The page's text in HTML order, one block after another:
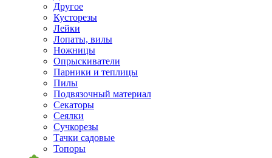
Другое
Кусторезы
Лейки
Лопаты, вилы
Ножницы
Опрыскиватели
Парники и теплицы
Пилы
Подвязочный материал
Секаторы
Сеялки
Сучкорезы
Тачки садовые
Топоры